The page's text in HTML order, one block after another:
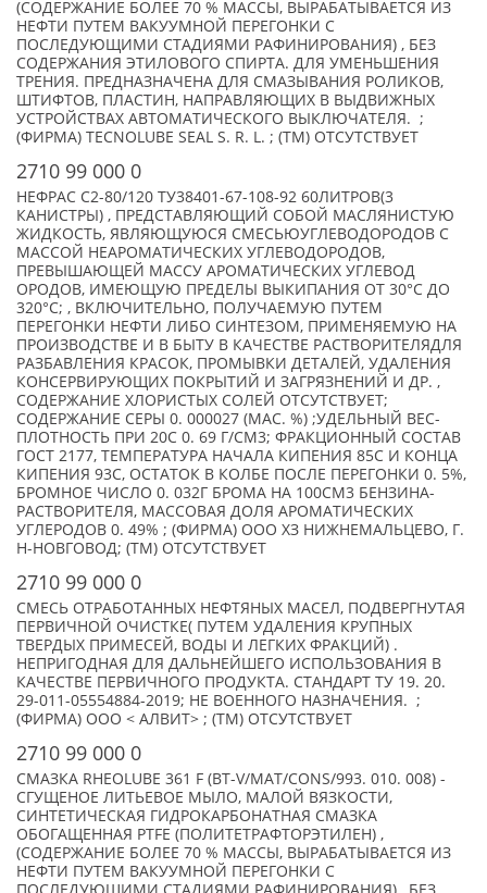
(СОДЕРЖАНИЕ БОЛЕЕ 70 % МАССЫ, ВЫРАБАТЫВАЕТСЯ ИЗ
НЕФТИ ПУТЕМ ВАКУУМНОЙ ПЕРЕГОНКИ С
ПОСЛЕДУЮЩИМИ СТАДИЯМИ РАФИНИРОВАНИЯ) , БЕЗ
СОДЕРЖАНИЯ ЭТИЛОВОГО СПИРТА. ДЛЯ УМЕНЬШЕНИЯ
ТРЕНИЯ. ПРЕДНАЗНАЧЕНА ДЛЯ СМАЗЫВАНИЯ РОЛИКОВ,
ШТИФТОВ, ПЛАСТИН, НАПРАВЛЯЮЩИХ В ВЫДВИЖНЫХ
УСТРОЙСТВАХ АВТОМАТИЧЕСКОГО ВЫКЛЮЧАТЕЛЯ. ;
(ФИРМА) TECNOLUBE SEAL S. R. L. ; (TM) ОТСУТСТВУЕТ
2710 99 000 0
НЕФРАС С2-80/120 ТУ38401-67-108-92 60ЛИТРОВ(3
КАНИСТРЫ) , ПРЕДСТАВЛЯЮЩИЙ СОБОЙ МАСЛЯНИСТУЮ
ЖИДКОСТЬ, ЯВЛЯЮЩУЮСЯ СМЕСЬЮУГЛЕВОДОРОДОВ С
МАССОЙ НЕАРОМАТИЧЕСКИХ УГЛЕВОДОРОДОВ,
ПРЕВЫШАЮЩЕЙ МАССУ АРОМАТИЧЕСКИХ УГЛЕВОД
ОРОДОВ, ИМЕЮЩУЮ ПРЕДЕЛЫ ВЫКИПАНИЯ ОТ 30°C ДО
320°C; , ВКЛЮЧИТЕЛЬНО, ПОЛУЧАЕМУЮ ПУТЕМ
ПЕРЕГОНКИ НЕФТИ ЛИБО СИНТЕЗОМ, ПРИМЕНЯЕМУЮ НА
ПРОИЗВОДСТВЕ И В БЫТУ В КАЧЕСТВЕ РАСТВОРИТЕЛЯДЛЯ
РАЗБАВЛЕНИЯ КРАСОК, ПРОМЫВКИ ДЕТАЛЕЙ, УДАЛЕНИЯ
КОНСЕРВИРУЮЩИХ ПОКРЫТИЙ И ЗАГРЯЗНЕНИЙ И ДР. ,
СОДЕРЖАНИЕ ХЛОРИСТЫХ СОЛЕЙ ОТСУТСТВУЕТ;
СОДЕРЖАНИЕ СЕРЫ 0. 000027 (МАС. %) ;УДЕЛЬНЫЙ ВЕС-
ПЛОТНОСТЬ ПРИ 20С 0. 69 Г/СМ3; ФРАКЦИОННЫЙ СОСТАВ
ГОСТ 2177, ТЕМПЕРАТУРА НАЧАЛА КИПЕНИЯ 85С И КОНЦА
КИПЕНИЯ 93С, ОСТАТОК В КОЛБЕ ПОСЛЕ ПЕРЕГОНКИ 0. 5%,
БРОМНОЕ ЧИСЛО 0. 032Г БРОМА НА 100СМ3 БЕНЗИНА-
РАСТВОРИТЕЛЯ, МАССОВАЯ ДОЛЯ АРОМАТИЧЕСКИХ
УГЛЕРОДОВ 0. 49% ; (ФИРМА) ООО ХЗ НИЖНЕМАЛЬЦЕВО, Г.
Н-НОВГОВОД; (TM) ОТСУТСТВУЕТ
2710 99 000 0
СМЕСЬ ОТРАБОТАННЫХ НЕФТЯНЫХ МАСЕЛ, ПОДВЕРГНУТАЯ
ПЕРВИЧНОЙ ОЧИСТКЕ( ПУТЕМ УДАЛЕНИЯ КРУПНЫХ
ТВЕРДЫХ ПРИМЕСЕЙ, ВОДЫ И ЛЕГКИХ ФРАКЦИЙ) .
НЕПРИГОДНАЯ ДЛЯ ДАЛЬНЕЙШЕГО ИСПОЛЬЗОВАНИЯ В
КАЧЕСТВЕ ПЕРВИЧНОГО ПРОДУКТА. СТАНДАРТ ТУ 19. 20.
29-011-05554884-2019; НЕ ВОЕННОГО НАЗНАЧЕНИЯ. ;
(ФИРМА) ООО < АЛВИТ> ; (TM) ОТСУТСТВУЕТ
2710 99 000 0
CМАЗКА RHEOLUBE 361 F (BT-V/MAT/CONS/993. 010. 008) -
СГУЩЕНОЕ ЛИТЬЕВОЕ МЫЛО, МАЛОЙ ВЯЗКОСТИ,
CИНТЕТИЧЕСКАЯ ГИДРОКАРБОНАТНАЯ СМАЗКА
ОБОГАЩЕННАЯ PTFE (ПОЛИТЕТРАФТОРЭТИЛЕН) ,
(СОДЕРЖАНИЕ БОЛЕЕ 70 % МАССЫ, ВЫРАБАТЫВАЕТСЯ ИЗ
НЕФТИ ПУТЕМ ВАКУУМНОЙ ПЕРЕГОНКИ С